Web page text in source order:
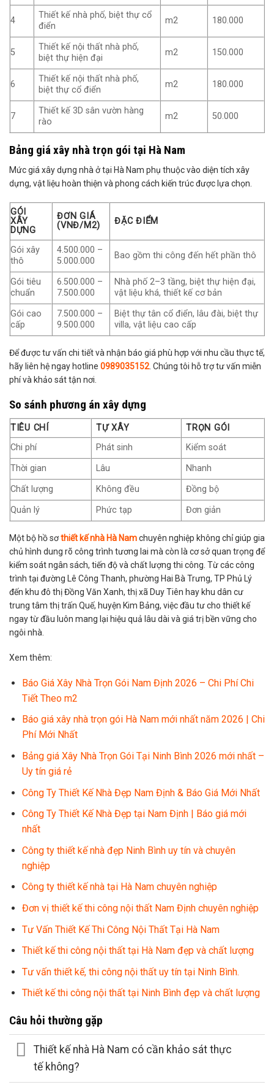
4
Thiết kế nhà phố, biệt thự cổ
điển
m2 180.000
5
Thiết kế nội thất nhà phố,
biệt thự hiện đại
m2 150.000
6
Thiết kế nội thất nhà phố,
biệt thự cổ điển
m2 180.000
7
Thiết kế 3D sân vườn hàng
rào
m2 50.000
Bảng giá xây nhà trọn gói tại Hà Nam
Mức giá xây dựng nhà ở tại Hà Nam phụ thuộc vào diện tích xây
dựng, vật liệu hoàn thiện và phong cách kiến trúc được lựa chọn.
GÓI
XÂY
DỰNG
ĐƠN GIÁ
(VNĐ/M2)
ĐẶC ĐIỂM
Gói xây
thô
4.500.000 –
5.000.000
Bao gồm thi công đến hết phần thô
Gói tiêu
chuẩn
6.500.000 –
7.500.000
Nhà phố 2–3 tầng, biệt thự hiện đại,
vật liệu khá, thiết kế cơ bản
Gói cao
cấp
7.500.000 –
9.500.000
Biệt thự tân cổ điển, lâu đài, biệt thự
villa, vật liệu cao cấp
Để được tư vấn chi tiết và nhận báo giá phù hợp với nhu cầu thực tế,
hãy liên hệ ngay hotline 0989035152. Chúng tôi hỗ trợ tư vấn miễn
phí và khảo sát tận nơi.
So sánh phương án xây dựng
TIÊU CHÍ TỰ XÂY
TRỌN GÓI
Chi phí
Phát sinh
Kiểm soát
Thời gian
Lâu
Nhanh
Chất lượng
Không đều
Đồng bộ
Quản lý
Phức tạp Đơn giản
Một bộ hồ sơthiết kế nhà Hà Namchuyên nghiệp không chỉ giúp gia
chủ hình dung rõ công trình tương lai mà còn là cơ sở quan trọng để
kiểm soát ngân sách, tiến độ và chất lượng thi công. Từ các công
trình tại đường Lê Công Thanh, phường Hai Bà Trưng, TP Phủ Lý
đến khu đô thị Đồng Văn Xanh, thị xã Duy Tiên hay khu dân cư
trung tâm thị trấn Quế, huyện Kim Bảng, việc đầu tư cho thiết kế
ngay từ đầu luôn mang lại hiệu quả lâu dài và giá trị bền vững cho
ngôi nhà.
Xem thêm:
Báo Giá Xây Nhà Trọn Gói Nam Định 2026 – Chi Phí Chi
Tiết Theo m2
Báo giá xây nhà trọn gói Hà Nam mới nhất năm 2026 | Chi
Phí Mới Nhất
Bảng giá Xây Nhà Trọn Gói Tại Ninh Bình 2026 mới nhất –
Uy tín giá rẻ
Công Ty Thiết Kế Nhà Đẹp Nam Định & Báo Giá Mới Nhất
Công Ty Thiết Kế Nhà Đẹp tại Nam Định | Báo giá mới
nhất
Công ty thiết kế nhà đẹp Ninh Bình uy tín và chuyên
nghiệp
Công ty thiết kế nhà tại Hà Nam chuyên nghiệp
Đơn vị thiết kế thi công nội thất Nam Định chuyên nghiệp
Tư Vấn Thiết Kế Thi Công Nội Thất Tại Hà Nam
Thiết kế thi công nội thất tại Hà Nam đẹp và chất lượng
Tư vấn thiết kế, thi công nội thất uy tín tại Ninh Bình.
Thiết kế thi công nội thất tại Ninh Bình đẹp và chất lượng
Câu hỏi thường gặp
Thiết kế nhà Hà Nam có cần khảo sát thực
tế không?